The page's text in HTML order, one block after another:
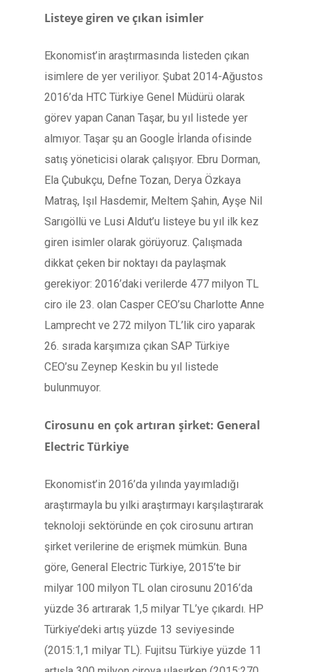
Listeye giren ve çıkan isimler
Ekonomist’in araştırmasında listeden çıkan
isimlere de yer veriliyor. Şubat 2014-Ağustos
2016’da HTC Türkiye Genel Müdürü olarak
görev yapan Canan Taşar, bu yıl listede yer
almıyor. Taşar şu an Google İrlanda ofisinde
satış yöneticisi olarak çalışıyor. Ebru Dorman,
Ela Çubukçu, Defne Tozan, Derya Özkaya
Matraş, Işıl Hasdemir, Meltem Şahin, Ayşe Nil
Sarıgöllü ve Lusi Aldut’u listeye bu yıl ilk kez
giren isimler olarak görüyoruz. Çalışmada
dikkat çeken bir noktayı da paylaşmak
gerekiyor: 2016’daki verilerde 477 milyon TL
ciro ile 23. olan Casper CEO’su Charlotte Anne
Lamprecht ve 272 milyon TL’lik ciro yaparak
26. sırada karşımıza çıkan SAP Türkiye
CEO’su Zeynep Keskin bu yıl listede
bulunmuyor.
Cirosunu en çok artıran şirket: General
Electric Türkiye
Ekonomist’in 2016’da yılında yayımladığı
araştırmayla bu yılki araştırmayı karşılaştırarak
teknoloji sektöründe en çok cirosunu artıran
şirket verilerine de erişmek mümkün. Buna
göre, General Electric Türkiye, 2015’te bir
milyar 100 milyon TL olan cirosunu 2016’da
yüzde 36 artırarak 1,5 milyar TL’ye çıkardı. HP
Türkiye’deki artış yüzde 13 seviyesinde
(2015:1,1 milyar TL). Fujitsu Türkiye yüzde 11